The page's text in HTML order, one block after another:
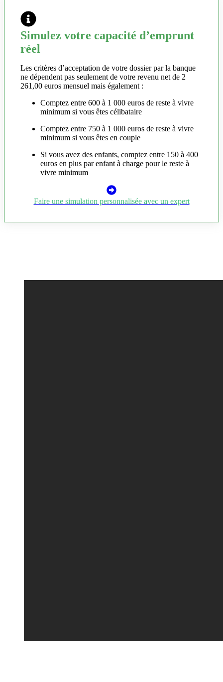
Simulez votre capacité d’emprunt
réel
Les critères d’acceptation de votre dossier par la banque
ne dépendent pas seulement de votre revenu net de 2
261,00 euros mensuel mais également :
Comptez entre 600 à 1 000 euros de reste à vivre
minimum si vous êtes célibataire
Comptez entre 750 à 1 000 euros de reste à vivre
minimum si vous êtes en couple
Si vous avez des enfants, comptez entre 150 à 400
euros en plus par enfant à charge pour le reste à
vivre minimum
Faire une simulation personnalisée avec un expert